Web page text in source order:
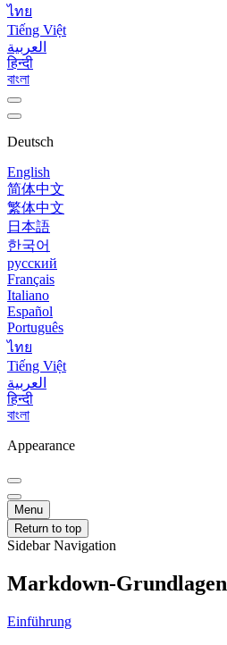
ไทย
Tiếng Việt
العربية
हिन्दी
বাংলা
Deutsch
English
简体中文
繁体中文
日本語
한국어
русский
Français
Italiano
Español
Português
ไทย
Tiếng Việt
العربية
हिन्दी
বাংলা
Appearance
Menu
Return to top
Sidebar Navigation
Markdown-Grundlagen
Einführung